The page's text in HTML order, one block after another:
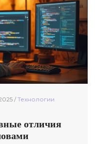
/ Технологии
отличия